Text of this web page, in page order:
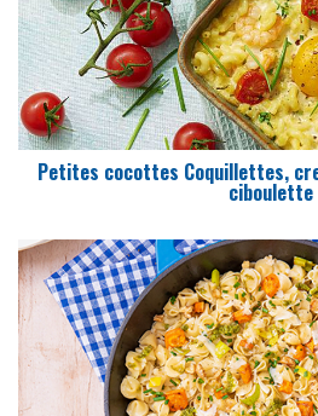
Petites cocottes Coquillettes,
ciboulette
DIFFICULTÉ